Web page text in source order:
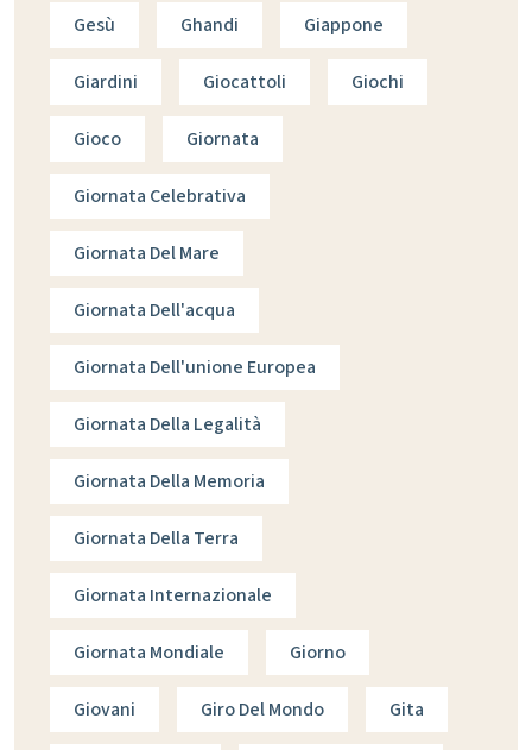
Gesù Ghandi Giappone
Giardini Giocattoli Giochi
Gioco Giornata
Giornata Celebrativa
Giornata Del Mare
Giornata Dell'acqua
Giornata Dell'unione Europea
Giornata Della Legalità
Giornata Della Memoria
Giornata Della Terra
Giornata Internazionale
Giornata Mondiale Giorno
Giovani Giro Del Mondo Gita